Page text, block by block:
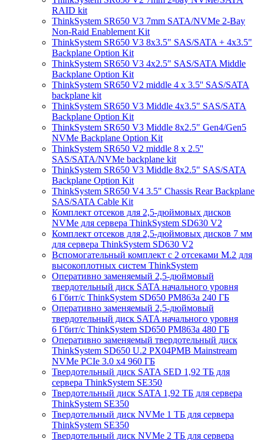
RAID kit
ThinkSystem SR650 V3 7mm SATA/NVMe 2-Bay
Non-Raid Enablement Kit
ThinkSystem SR650 V3 8x3.5" SAS/SATA + 4x3.5"
Backplane Option Kit
ThinkSystem SR650 V3 4x2.5" SAS/SATA Middle
Backplane Option Kit
ThinkSystem SR650 V2 middle 4 x 3.5'' SAS/SATA
backplane kit
ThinkSystem SR650 V3 Middle 4x3.5" SAS/SATA
Backplane Option Kit
ThinkSystem SR650 V3 Middle 8x2.5" Gen4/Gen5
NVMe Backplane Option Kit
ThinkSystem SR650 V2 middle 8 x 2.5''
SAS/SATA/NVMe backplane kit
ThinkSystem SR650 V3 Middle 8x2.5" SAS/SATA
Backplane Option Kit
ThinkSystem SR650 V4 3.5" Chassis Rear Backplane
SAS/SATA Cable Kit
Комплект отсеков для 2,5-дюймовых дисков
NVMe для сервера ThinkSystem SD630 V2
Комплект отсеков для 2,5-дюймовых дисков 7 мм
для сервера ThinkSystem SD630 V2
Вспомогательный комплект с 2 отсеками M.2 для
высокоплотных систем ThinkSystem
Оперативно заменяемый 2,5-дюймовый
твердотельный диск SATA начального уровня
6 Гбит/с ThinkSystem SD650 PM863a 240 ГБ
Оперативно заменяемый 2,5-дюймовый
твердотельный диск SATA начального уровня
6 Гбит/с ThinkSystem SD650 PM863a 480 ГБ
Оперативно заменяемый твердотельный диск
ThinkSystem SD650 U.2 PX04PMB Mainstream
NVMe PCIe 3.0 x4 960 ГБ
Твердотельный диск SATA SED 1,92 ТБ для
сервера ThinkSystem SE350
Твердотельный диск SATA 1,92 ТБ для сервера
ThinkSystem SE350
Твердотельный диск NVMe 1 ТБ для сервера
ThinkSystem SE350
Твердотельный диск NVMe 2 ТБ для сервера